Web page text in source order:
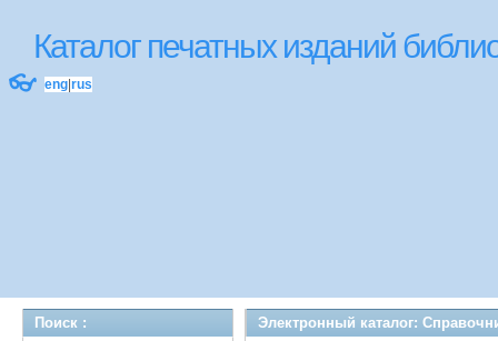
Каталог печатных изданий
👓 eng rus
Поиск : Электронный каталог: